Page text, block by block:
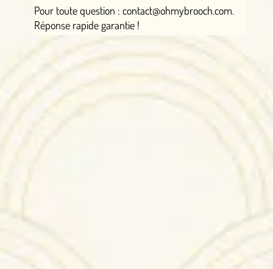
Pour toute question : contact@ohmybrooch.com.
Réponse rapide garantie !